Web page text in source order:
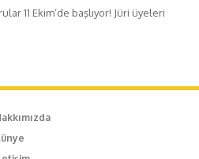
11 Ekim’de başlıyor! Jüri üyeleri